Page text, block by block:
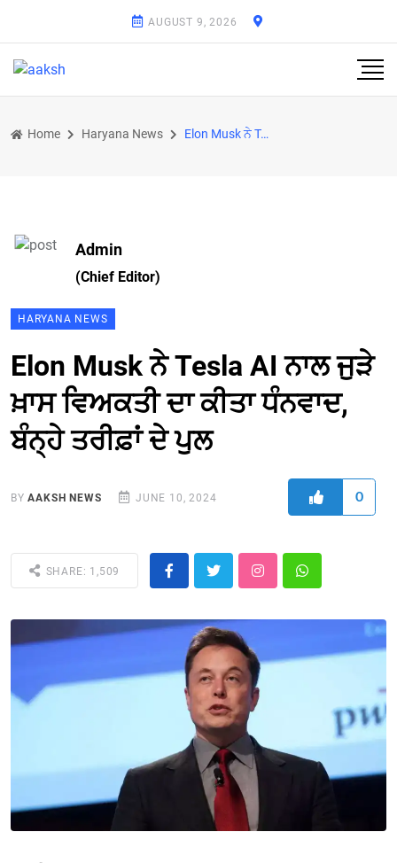
AUGUST 9, 2026
Home Haryana News Elon Musk ਨੇ Tesla AI ਨਾਲ ਜੁੜੇ ਖ਼ਾਸ ਵਿਅਕਤੀ ਦਾ ਕੀਤਾ ਧੰਨਵਾਦ, ਬੰਨ੍ਹੇ ਤਰੀਫ਼ਾਂ ਦੇ ਪੁਲ
Admin
(Chief Editor)
HARYANA NEWS
Elon Musk ਨੇ Tesla AI ਨਾਲ ਜੁੜੇ
ਖ਼ਾਸ ਵਿਅਕਤੀ ਦਾ ਕੀਤਾ ਧੰਨਵਾਦ,
ਬੰਨ੍ਹੇ ਤਰੀਫ਼ਾਂ ਦੇ ਪੁਲ
BYAAKSH NEWS JUNE 10, 2024 0
SHARE: 1,509